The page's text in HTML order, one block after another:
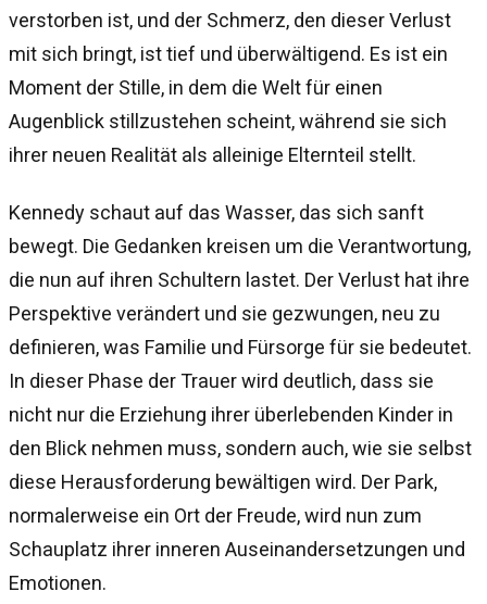
verstorben ist, und der Schmerz, den dieser Verlust
mit sich bringt, ist tief und überwältigend. Es ist ein
Moment der Stille, in dem die Welt für einen
Augenblick stillzustehen scheint, während sie sich
ihrer neuen Realität als alleinige Elternteil stellt.
Kennedy schaut auf das Wasser, das sich sanft
bewegt. Die Gedanken kreisen um die Verantwortung,
die nun auf ihren Schultern lastet. Der Verlust hat ihre
Perspektive verändert und sie gezwungen, neu zu
definieren, was Familie und Fürsorge für sie bedeutet.
In dieser Phase der Trauer wird deutlich, dass sie
nicht nur die Erziehung ihrer überlebenden Kinder in
den Blick nehmen muss, sondern auch, wie sie selbst
diese Herausforderung bewältigen wird. Der Park,
normalerweise ein Ort der Freude, wird nun zum
Schauplatz ihrer inneren Auseinandersetzungen und
Emotionen.